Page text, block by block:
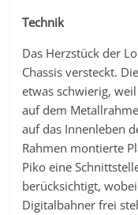
Technik
Das Herzstück der
Chassis versteckt.
etwas schwierig,
auf dem
auf das Innenleben
Rahmen montierte
Piko eine
berücksichtigt,
Digitalbahner frei